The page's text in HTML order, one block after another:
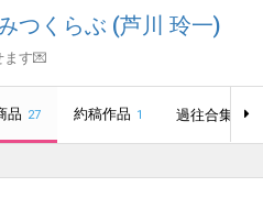
つくらぶ (芦川 玲一)
ます💌
品 27 約稿作品 1 過往合集